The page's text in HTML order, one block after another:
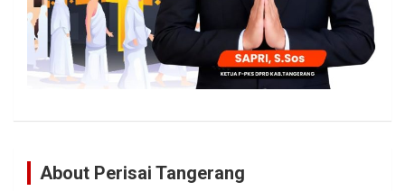
About Perisai Tangerang